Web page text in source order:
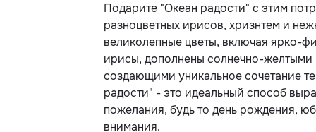
Подарите "Океан радости" с этим
разноцветных ирисов, хризнтем и
великолепные цветы, включая ярко-
ирисы, дополнены солнечно-
создающими уникальное сочетание
радости" - это идеальный способ
пожелания, будь то день рождения,
внимания.